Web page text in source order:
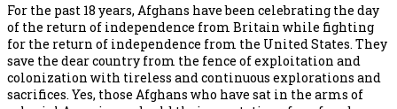
For the past 18 years, Afghans have been celebrating the day
of the return of independence from Britain while fighting
for the return of independence from the United States. They
save the dear country from the fence of exploitation and
colonization with tireless and continuous explorations and
sacrifices. Yes, those Afghans who have sat in the arms of